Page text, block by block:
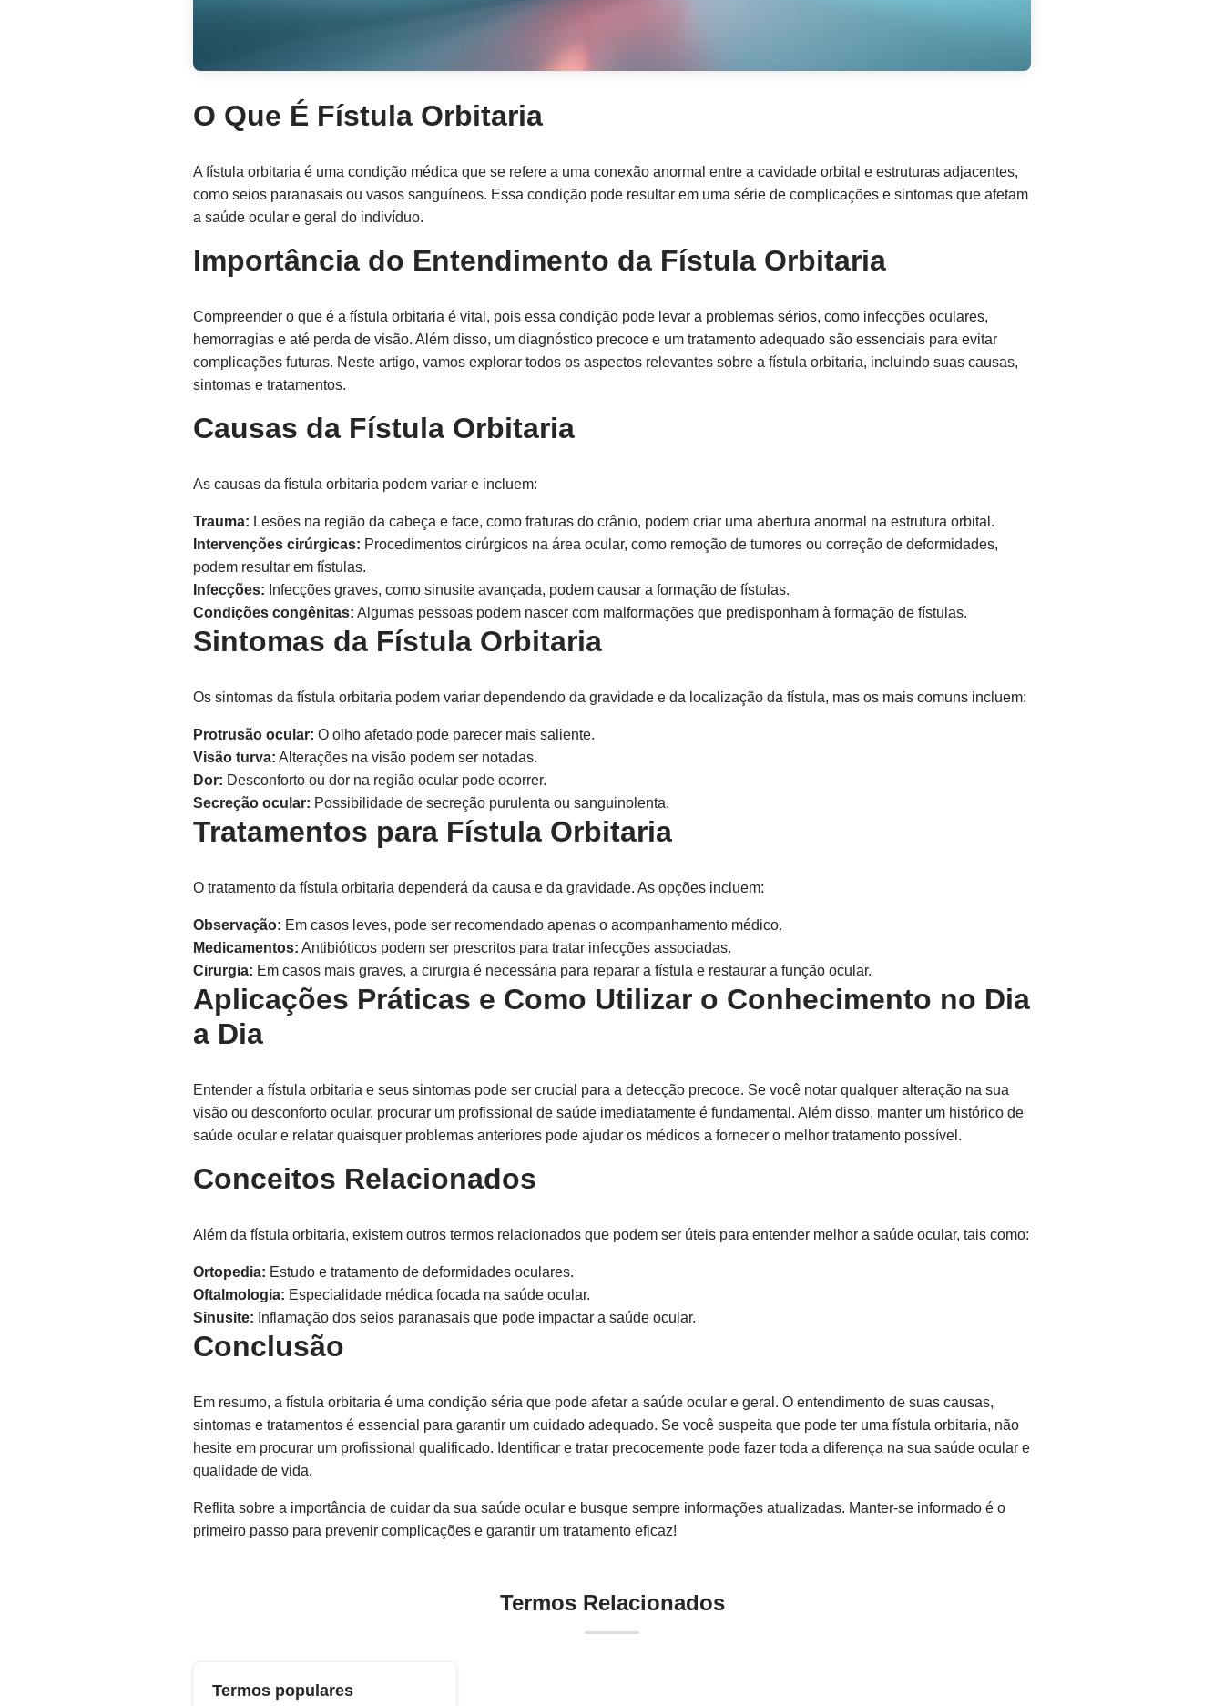
O Que É Fístula Orbitaria
A fístula orbitaria é uma condição médica que se refere a uma conexão anormal entre a cavidade orbital e estruturas adjacentes,
como seios paranasais ou vasos sanguíneos. Essa condição pode resultar em uma série de complicações e sintomas que afetam
a saúde ocular e geral do indivíduo.
Importância do Entendimento da Fístula Orbitaria
Compreender o que é a fístula orbitaria é vital, pois essa condição pode levar a problemas sérios, como infecções oculares,
hemorragias e até perda de visão. Além disso, um diagnóstico precoce e um tratamento adequado são essenciais para evitar
complicações futuras. Neste artigo, vamos explorar todos os aspectos relevantes sobre a fístula orbitaria, incluindo suas causas,
sintomas e tratamentos.
Causas da Fístula Orbitaria
As causas da fístula orbitaria podem variar e incluem:
Trauma: Lesões na região da cabeça e face, como fraturas do crânio, podem criar uma abertura anormal na estrutura orbital.
Intervenções cirúrgicas: Procedimentos cirúrgicos na área ocular, como remoção de tumores ou correção de deformidades,
podem resultar em fístulas.
Infecções: Infecções graves, como sinusite avançada, podem causar a formação de fístulas.
Condições congênitas: Algumas pessoas podem nascer com malformações que predisponham à formação de fístulas.
Sintomas da Fístula Orbitaria
Os sintomas da fístula orbitaria podem variar dependendo da gravidade e da localização da fístula, mas os mais comuns incluem:
Protrusão ocular: O olho afetado pode parecer mais saliente.
Visão turva: Alterações na visão podem ser notadas.
Dor: Desconforto ou dor na região ocular pode ocorrer.
Secreção ocular: Possibilidade de secreção purulenta ou sanguinolenta.
Tratamentos para Fístula Orbitaria
O tratamento da fístula orbitaria dependerá da causa e da gravidade. As opções incluem:
Observação: Em casos leves, pode ser recomendado apenas o acompanhamento médico.
Medicamentos: Antibióticos podem ser prescritos para tratar infecções associadas.
Cirurgia: Em casos mais graves, a cirurgia é necessária para reparar a fístula e restaurar a função ocular.
Aplicações Práticas e Como Utilizar o Conhecimento no Dia
a Dia
Entender a fístula orbitaria e seus sintomas pode ser crucial para a detecção precoce. Se você notar qualquer alteração na sua
visão ou desconforto ocular, procurar um profissional de saúde imediatamente é fundamental. Além disso, manter um histórico de
saúde ocular e relatar quaisquer problemas anteriores pode ajudar os médicos a fornecer o melhor tratamento possível.
Conceitos Relacionados
Além da fístula orbitaria, existem outros termos relacionados que podem ser úteis para entender melhor a saúde ocular, tais como:
Ortopedia: Estudo e tratamento de deformidades oculares.
Oftalmologia: Especialidade médica focada na saúde ocular.
Sinusite: Inflamação dos seios paranasais que pode impactar a saúde ocular.
Conclusão
Em resumo, a fístula orbitaria é uma condição séria que pode afetar a saúde ocular e geral. O entendimento de suas causas,
sintomas e tratamentos é essencial para garantir um cuidado adequado. Se você suspeita que pode ter uma fístula orbitaria, não
hesite em procurar um profissional qualificado. Identificar e tratar precocemente pode fazer toda a diferença na sua saúde ocular e
qualidade de vida.
Reflita sobre a importância de cuidar da sua saúde ocular e busque sempre informações atualizadas. Manter-se informado é o
primeiro passo para prevenir complicações e garantir um tratamento eficaz!
Termos Relacionados
Termos populares